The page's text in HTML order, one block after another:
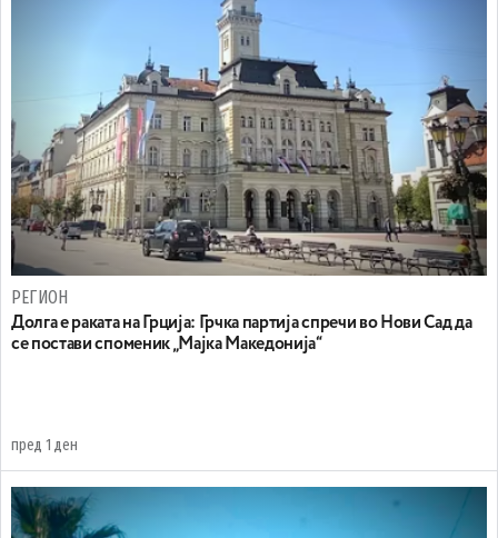
РЕГИОН
Долга е раката на Грција: Грчка партија спречи во Нови Сад да
се постави споменик „Мајка Македонија“
пред 1 ден